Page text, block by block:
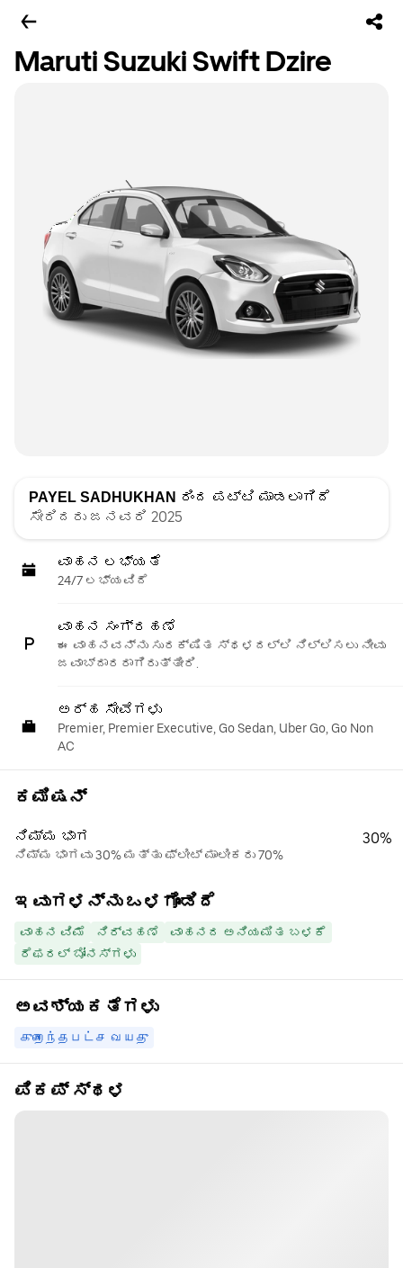
Maruti Suzuki Swift Dzire
PAYEL SADHUKHAN ರಿಂದ ಪಟ್ಟಿ ಮಾಡಲಾಗಿದೆ
ಸೇರಿದರು ಜನವರಿ 2025
ವಾಹನ ಲಭ್ಯತೆ
24/7 ಲಭ್ಯವಿದೆ
ವಾಹನ ಸಂಗ್ರಹಣೆ
ಈ ವಾಹನವನ್ನು ಸುರಕ್ಷಿತ ಸ್ಥಳದಲ್ಲಿ ನಿಲ್ಲಿಸಲು ನೀವು
ಜವಾಬ್ದಾರರಾಗಿರುತ್ತೀರಿ.
ಅರ್ಹ ಸೇವೆಗಳು
Premier, Premier Executive, Go Sedan, Uber Go, Go Non
AC
ಕಮಿಷನ್
ನಿಮ್ಮ ಭಾಗ
ನಿಮ್ಮ ಭಾಗವು 30% ಮತ್ತು ಫ್ಲೀಟ್ ಮಾಲೀಕರು 70%
30%
ಇವುಗಳನ್ನು ಒಳಗೊಂಡಿದೆ
ವಾಹನ ವಿಮೆ ನಿರ್ವಹಣೆ
ವಾಹನದ ಅನಿಯಮಿತ ಬಳಕೆ
ರೆಫರಲ್ ಬೋನಸ್‌ಗಳು
ಅವಶ್ಯಕತೆಗಳು
குறைந்தபட்ச வயது
ಪಿಕಪ್ ಸ್ಥಳ